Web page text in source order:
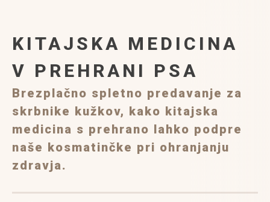
KITAJSKA MEDICINA
V PREHRANI PSA
Brezplačno spletno predavanje za
skrbnike kužkov, kako kitajska
medicina s prehrano lahko podpre
naše kosmatinčke pri ohranjanju
zdravja.